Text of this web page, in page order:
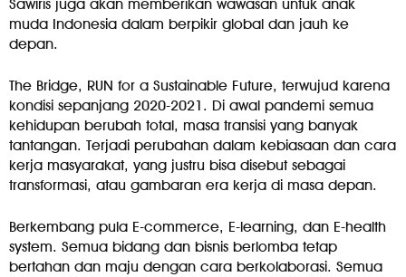
Sawiris juga akan memberikan wawasan untuk anak
muda Indonesia dalam berpikir global dan jauh ke
depan.
The Bridge, RUN for a Sustainable Future, terwujud karena
kondisi sepanjang 2020-2021. Di awal pandemi semua
kehidupan berubah total, masa transisi yang banyak
tantangan. Terjadi perubahan dalam kebiasaan dan cara
kerja masyarakat, yang justru bisa disebut sebagai
transformasi, atau gambaran era kerja di masa depan.
Berkembang pula E-commerce, E-learning, dan E-health
system. Semua bidang dan bisnis berlomba tetap
bertahan dan maju dengan cara berkolaborasi. Semua